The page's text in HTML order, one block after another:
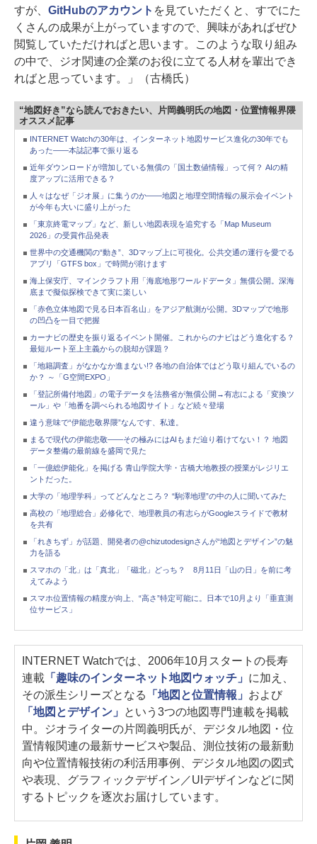
すが、 GitHubのアカウント を見ていただくと、すでにた
くさんの成果が上がっていますので、興味があればぜひ
閲覧していただければと思います。このような取り組み
の中で、ジオ関連の企業のお役に立てる人材を輩出でき
ればと思っています。」（古橋氏）
“地図好き”なら読んでおきたい、片岡義明氏の地図・位置情報界隈
オススメ記事
INTERNET Watchの30年は、インターネット地図サービス進化の30年でも
あった――本誌記事で振り返る
近年ダウンロードが増加している無償の「国土数値情報」って何？ AIの精
度アップに活用できる？
人々はなぜ「ジオ展」に集うのか――地図と地理空間情報の展示会イベント
が今年も大いに盛り上がった
「東京終電マップ」など、新しい地図表現を追究する「Map Museum
2026」の受賞作品発表
世界中の交通機関の“動き”、3Dマップ上に可視化。公共交通の運行を愛でる
アプリ「GTFS box」で時間が溶けます
海上保安庁、マインクラフト用「海底地形ワールドデータ」無償公開。深海
底まで擬似探検できて実に楽しい
「赤色立体地図で見る日本百名山」をアジア航測が公開。3Dマップで地形
の凹凸を一目で把握
カーナビの歴史を振り返るイベント開催。これからのナビはどう進化する？
最短ルート至上主義からの脱却が課題？
「地籍調査」がなかなか進まない!? 各地の自治体ではどう取り組んでいるの
か？ ～「G空間EXPO」
「登記所備付地図」の電子データを法務省が無償公開→有志による「変換ツ
ール」や「地番を調べられる地図サイト」など続々登場
違う意味で“伊能忠敬界隈”なんです、私達。
まるで現代の伊能忠敬――その極みにはAIもまだ辿り着けてない！？ 地図
データ整備の最前線を盛岡で見た
「一億総伊能化」を掲げる 青山学院大学・古橋大地教授の授業がレジリエ
ントだった。
大学の「地理学科」ってどんなところ？ “駒澤地理”の中の人に聞いてみた
高校の「地理総合」必修化で、地理教員の有志らがGoogleスライドで教材
を共有
「れきちず」が話題、開発者の@chizutodesignさんが“地図とデザイン”の魅
力を語る
スマホの「北」は「真北」「磁北」どっち？ 8月11日「山の日」を前に考
えてみよう
スマホ位置情報の精度が向上、“高さ”特定可能に。日本で10月より「垂直測
位サービス」
INTERNET Watchでは、2006年10月スタートの長寿
連載 「趣味のインターネット地図ウォッチ」 に加え、
その派生シリーズとなる
「地図と位置情報」 および
「地図とデザイン」
という3つの地図専門連載を掲載
中。ジオライターの片岡義明氏が、デジタル地図・位
置情報関連の最新サービスや製品、測位技術の最新動
向や位置情報技術の利活用事例、デジタル地図の図式
や表現、グラフィックデザイン／UIデザインなどに関
するトピックを逐次お届けしています。